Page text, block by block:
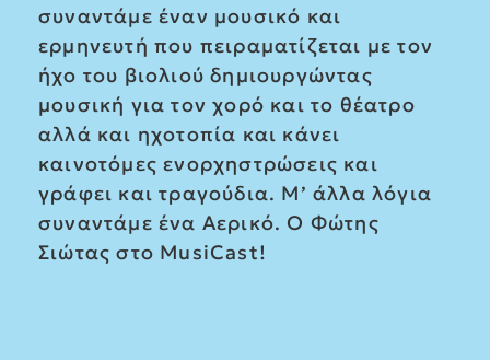
συναντάμε έναν μουσικό και
ερμηνευτή που πειραματίζεται με τον
ήχο του βιολιού δημιουργώντας
μουσική για τον χορό και το θέατρο
αλλά και ηχοτοπία και κάνει
καινοτόμες ενορχηστρώσεις και
γράφει και τραγούδια. Μ’ άλλα λόγια
συναντάμε ένα Αερικό. Ο Φώτης
Σιώτας στο MusiCast!